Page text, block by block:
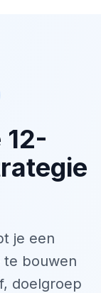
je een
te bouwen
doelgroep